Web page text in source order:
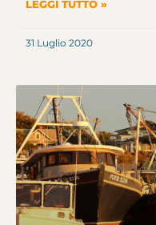
LEGGI TUTTO »
31 Luglio 2020